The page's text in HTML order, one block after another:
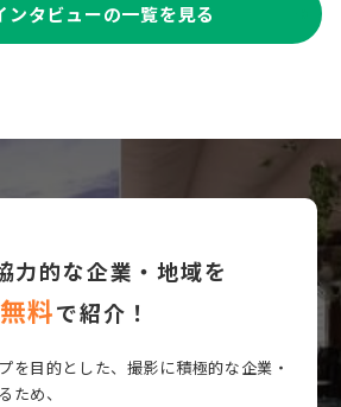
ンタビューの一覧を見る
力的な企業・地域を
無料で紹介！
を目的とした、撮影に積極的な企業・
ため、